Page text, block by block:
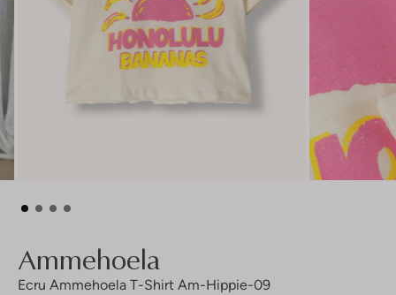
Ammehoela
Ecru Ammehoela T-Shirt Am-Hippie-09